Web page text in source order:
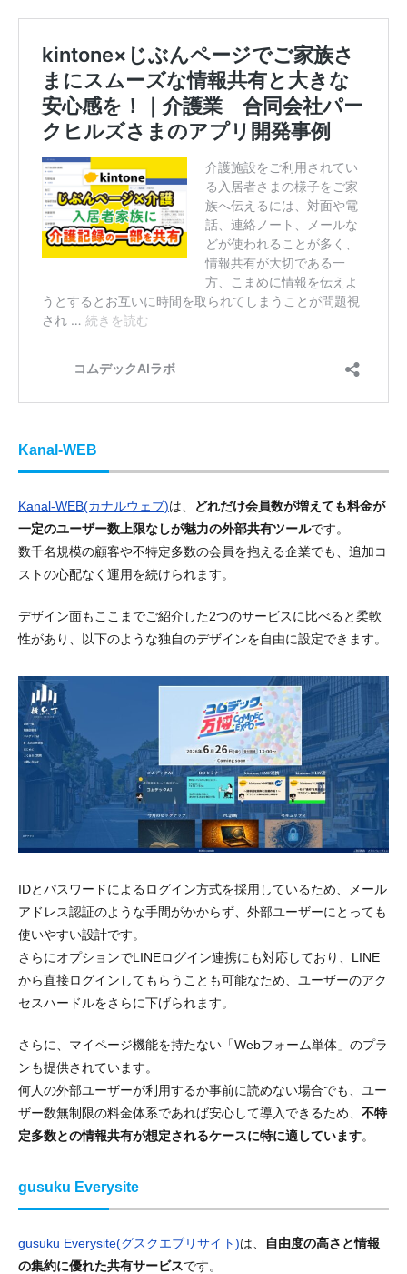
Kanal-WEB
Kanal-WEB(カナルウェブ)は、
どれだけ会員数が増えても料金が
一定のユーザー数上限なしが魅力の外部共有ツールです。
数千名規模の顧客や不特定多数の会員を抱える企業でも、追加コ
ストの心配なく運用を続けられます。
デザイン面もここまでご紹介した2つのサービスに比べると柔軟
性があり、以下のような独自のデザインを自由に設定できます。
IDとパスワードによるログイン方式を採用しているため、メール
アドレス認証のような手間がかからず、外部ユーザーにとっても
使いやすい設計です。
さらにオプションでLINEログイン連携にも対応しており、LINE
から直接ログインしてもらうことも可能なため、ユーザーのアク
セスハードルをさらに下げられます。
さらに、マイページ機能を持たない「Webフォーム単体」のプラ
ンも提供されています。
何人の外部ユーザーが利用するか事前に読めない場合でも、ユー
ザー数無制限の料金体系であれば安心して導入できるため、 不特
定多数との情報共有が想定されるケースに特に適しています。
gusuku Everysite
gusuku Everysite(グスクエブリサイト)は、
自由度の高さと情報
の集約に優れた共有サービスです。